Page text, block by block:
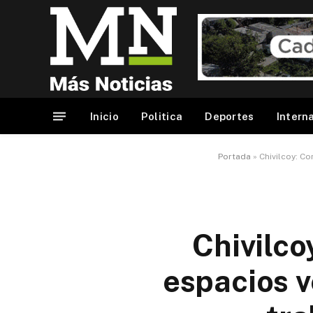
Inicio Politica Deportes
Portada » Chivilcoy:
espacios